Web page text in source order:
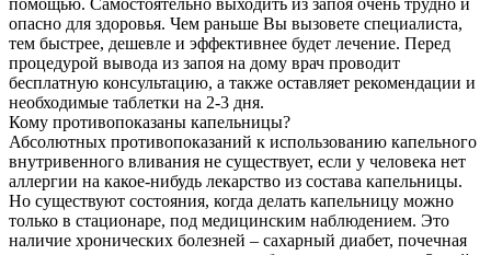
помощью. Самостоятельно выходить из запоя очень трудно и
опасно для здоровья. Чем раньше Вы вызовете специалиста,
тем быстрее, дешевле и эффективнее будет лечение. Перед
процедурой вывода из запоя на дому врач проводит
бесплатную консультацию, а также оставляет рекомендации и
необходимые таблетки на 2-3 дня.
Кому противопоказаны капельницы?
Абсолютных противопоказаний к использованию капельного
внутривенного вливания не существует, если у человека нет
аллергии на какое-нибудь лекарство из состава капельницы.
Но существуют состояния, когда делать капельницу можно
только в стационаре, под медицинским наблюдением. Это
наличие хронических болезней – сахарный диабет, почечная